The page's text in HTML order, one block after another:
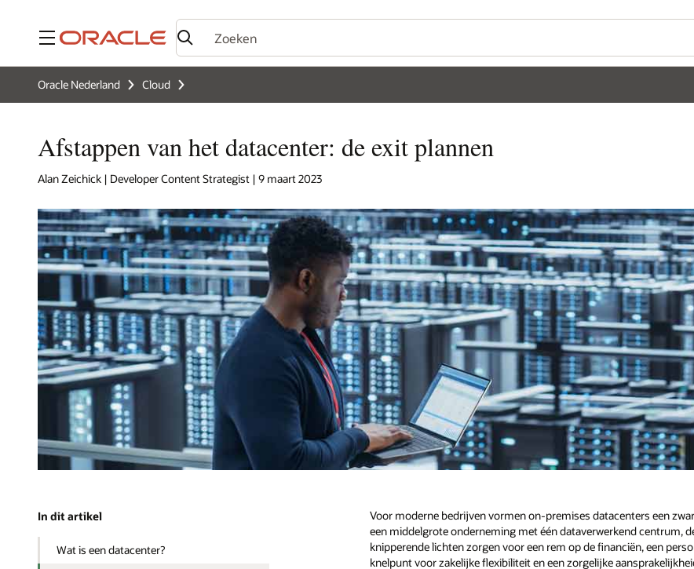
Menu
Oracle Nederland Cloud
Afstappen van het datacenter: de exit plannen
Alan Zeichick | Developer Content Strategist | 9 maart 2023
In dit artikel
Wat is een datacenter?
Voor moderne bedrijven vormen on-premises datacenters een
een middelgrote onderneming met één dataverwerkend centrum,
knipperende lichten zorgen voor een rem op de financiën, een
knelpunt voor zakelijke flexibiliteit en een zorgelijke